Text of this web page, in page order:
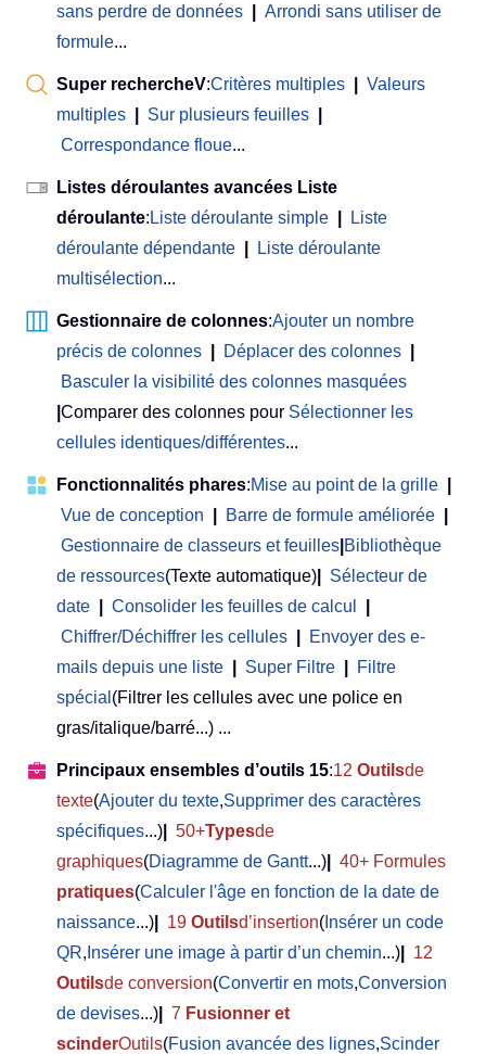
sans perdre de données
Arrondi sans utiliser de
formule...
Super rechercheV:Critères multiples
Valeurs
multiples
Sur plusieurs feuilles
Correspondance floue...
Listes déroulantes avancées Liste
déroulante: Liste déroulante simple
Liste
déroulante dépendante
Liste déroulante
multisélection...
Gestionnaire de colonnes:Ajouter un nombre
précis de colonnes
Déplacer des colonnes
Basculer la visibilité des colonnes masquées
Comparer des colonnes pour Sélectionner les
cellules identiques/différentes...
Fonctionnalités phares:Mise au point de la grille
Vue de conception
Barre de formule améliorée
Gestionnaire de classeurs et feuilles Bibliothèque
de ressources(Texte automatique)
Sélecteur de
date
Consolider les feuilles de calcul
Chiffrer/Déchiffrer les cellules
Envoyer des e-
mails depuis une liste
Super Filtre
Filtre
spécial (Filtrer les cellules avec une police en
gras/italique/barré...) ...
Principaux ensembles d’outils 15:12 Outilsde
texte(Ajouter du texte,Supprimer des caractères
spécifiques...) 50+Typesde
graphiques(Diagramme de Gantt...)
40+ Formules
pratiques(Calculer l'âge en fonction de la date de
naissance...) 19 Outilsd’insertion( Insérer un code
QR, Insérer une image à partir d’un chemin...)
12
Outilsde conversion(Convertir en mots,Conversion
de devises...) 7 Fusionner et
scinderOutils(Fusion avancée des lignes,Scinder